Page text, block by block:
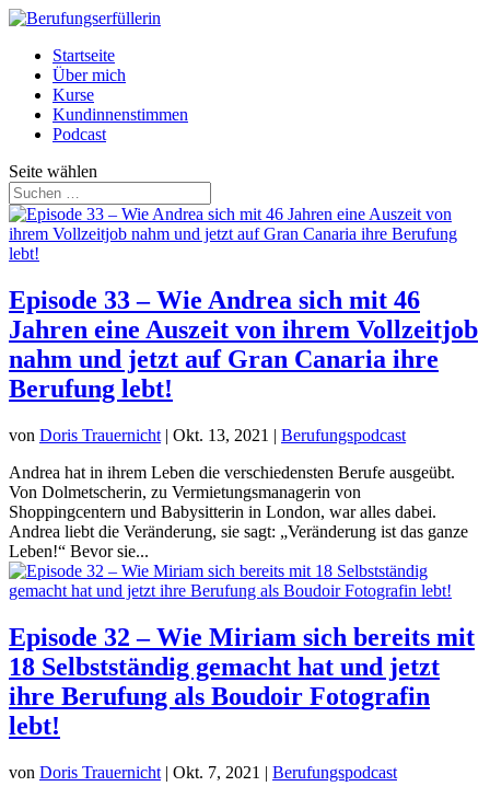
Startseite
Über mich
Kurse
Kundinnenstimmen
Podcast
Seite wählen
Episode 33 – Wie Andrea sich mit 46
Jahren eine Auszeit von ihrem Vollzeitjob
nahm und jetzt auf Gran Canaria ihre
Berufung lebt!
von Doris Trauernicht | Okt. 13, 2021 | Berufungspodcast
Andrea hat in ihrem Leben die verschiedensten Berufe ausgeübt.
Von Dolmetscherin, zu Vermietungsmanagerin von
Shoppingcentern und Babysitterin in London, war alles dabei.
Andrea liebt die Veränderung, sie sagt: „Veränderung ist das ganze
Leben!“ Bevor sie...
Episode 32 – Wie Miriam sich bereits mit
18 Selbstständig gemacht hat und jetzt
ihre Berufung als Boudoir Fotografin
lebt!
von Doris Trauernicht | Okt. 7, 2021 | Berufungspodcast